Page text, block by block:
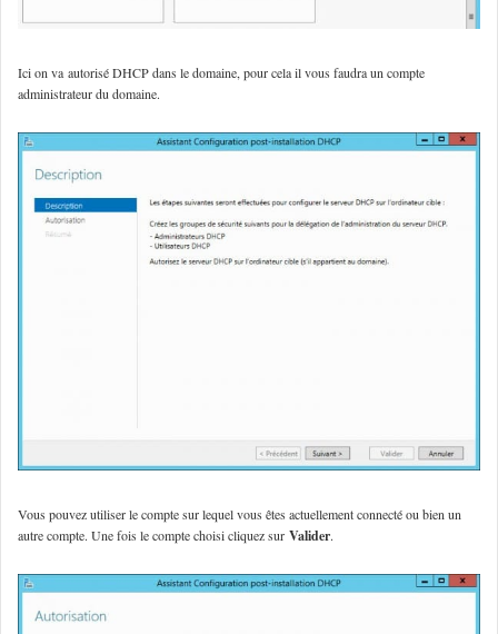
Ici on va autorisé DHCP dans le domaine, pour cela il vous faudra un compte
administrateur du domaine.
Vous pouvez utiliser le compte sur lequel vous êtes actuellement connecté ou bien un
autre compte. Une fois le compte choisi cliquez sur Valider.